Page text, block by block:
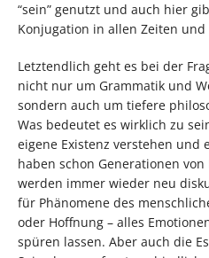
“sein” genutzt und auch hier
Konjugation in allen Zeiten und
Letztendlich geht es bei der
nicht nur um Grammatik und
sondern auch um tiefere
Was bedeutet es wirklich zu
eigene Existenz verstehen und
haben schon Generationen
werden immer wieder neu
für Phänomene des
oder Hoffnung – alles
spüren lassen. Aber auch die